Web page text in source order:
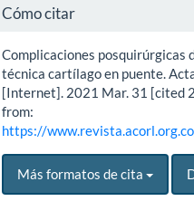
Cómo citar
Complicaciones posquirúrgicas
técnica cartílago en puente.
[Internet]. 2021 Mar. 31 [cited
from:
https://
Más formatos de cita